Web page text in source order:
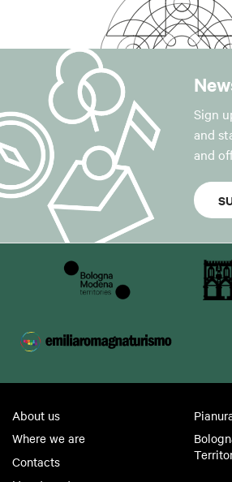
Sign
and
and
About us
Where we are
Contacts